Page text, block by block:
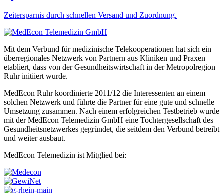
Zeitersparnis durch schnellen Versand und Zuordnung.
Mit dem Verbund für medizinische Telekooperationen hat sich ein
überregionales Netzwerk von Partnern aus Kliniken und Praxen
etabliert, dass von der Gesundheitswirtschaft in der Metropolregion
Ruhr initiiert wurde.
MedEcon Ruhr koordinierte 2011/12 die Interessenten an einem
solchen Netzwerk und führte die Partner für eine gute und schnelle
Umsetzung zusammen. Nach einem erfolgreichen Testbetrieb wurde
mit der MedEcon Telemedizin GmbH eine Tochtergesellschaft des
Gesundheitsnetzwerkes gegründet, die seitdem den Verbund betreibt
und weiter ausbaut.
MedEcon Telemedizin ist Mitglied bei: